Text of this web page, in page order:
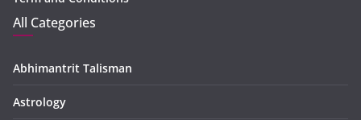
All Categories
Abhimantrit Talisman
Astrology